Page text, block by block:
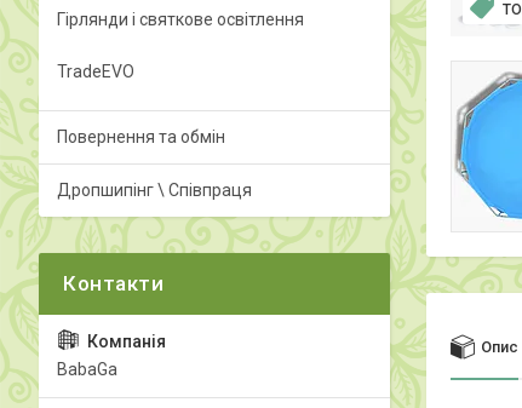
Опис
Гірлянди і святкове освітлення
TradeEVO
Повернення та обмін
Дропшипінг \ Співпраця
BabaGa